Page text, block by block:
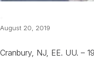
August 20, 2019
Cranbury, NJ, EE. UU. –